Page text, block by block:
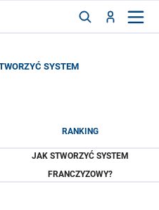
SYSTEM
RANKING
JAK STWORZYĆ SYSTEM
FRANCZYZOWY?